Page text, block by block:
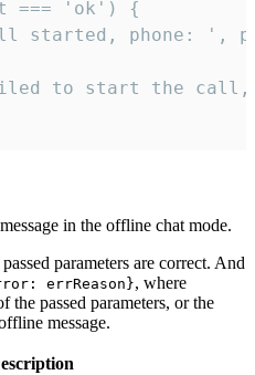
=== 'ok') {
started, phone: ',
to start the
in the offline chat mode.
parameters are correct. And
errReason}, where
the passed parameters, or the
message.